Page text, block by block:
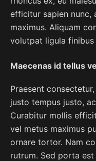
efficitur sapien nunc,
maximus. Aliquam
volutpat ligula finibus
Maecenas id tellus
Praesent
justo tempus justo,
Curabitur mollis
vel metus maximus
ornare tortor. Nam
rutrum. Sed porta